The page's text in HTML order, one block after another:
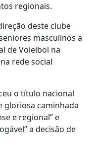
regionais.
deste clube
masculinos a
de Voleibol na
rede social
o título nacional
gloriosa caminhada
e regional” e
a decisão de